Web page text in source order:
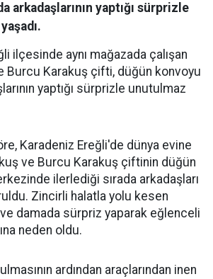
arkadaşlarının yaptığı sürprizle
ilçesinde aynı mağazada çalışan
Burcu Karakuş çifti, düğün konvoyu
yaptığı sürprizle unutulmaz
Karadeniz Ereğli'de dünya evine
ve Burcu Karakuş çiftinin düğün
ilerlediği sırada arkadaşları
Zincirli halatla yolu kesen
ve damada sürpriz yaparak eğlenceli
neden oldu.
ardından araçlarından inen